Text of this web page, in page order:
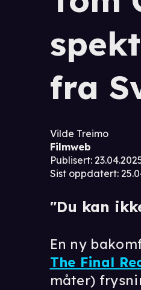
fra
Vilde Treimo
Filmweb
Publisert:
Sist oppdatert:
"Du kan
En ny
The Final
måter)